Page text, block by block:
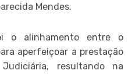
Mendes.
o alinhamento entre o
aperfeiçoar a prestação
resultando na